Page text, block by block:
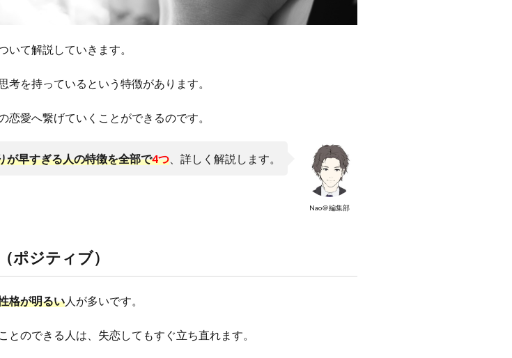
て解説していきます。
を持っているという特徴があります。
愛へ繋げていくことができるのです。
Nao＠編集部
が早すぎる人の特徴を全部で4つ 、詳しく解説します。
ポジティブ）
格が明るい 人が多いです。
のできる人は、失恋してもすぐ立ち直れます。